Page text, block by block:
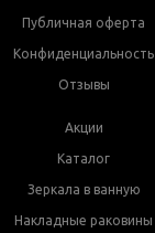
Публичная оферта
Конфиденциальность
Отзывы
Акции
Каталог
Зеркала в ванную
Накладные раковины